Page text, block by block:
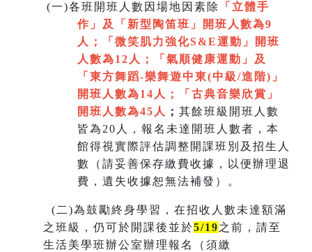
(一)各班開班人數因場地因素除
「立體手
作」及「新型陶笛班」開班人數為9
人
；
「微笑肌力強化S&E運動」開班
人數為12人；「氣順健康運動」及
「 東方舞蹈-樂舞遊中東(中級/進階)」
開班人數為14人
； 「 古典音樂欣賞 」
開班人數為45人
； 其餘班級開班人數
皆為20人，報名未達開班人數者，本
館得視實際評估調整開課班別及招生人
數（請妥善保存繳費收據，以便辦理退
費，遺失收據恕無法補發）。
( 二)為鼓勵終身學習，在招收人數未達額滿
之班級，仍可於開課後並於5/19之前，請至
生活美學班辦公室辦理報名（須繳